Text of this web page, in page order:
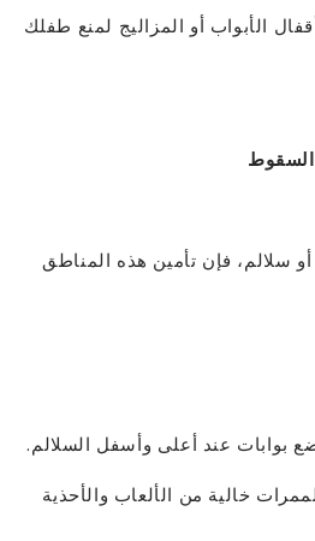
الأبواب أو المزاليج لمنع طفلك
سلالم، فإن تأمين هذه المناطق
بوابات عند أعلى وأسفل السلالم.
خالية من الألعاب والأحذية